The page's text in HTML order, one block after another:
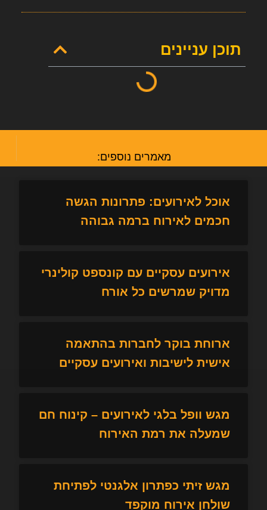
תוכן עניינים
מאמרים נוספים:
אוכל לאירועים: פתרונות הגשה
חכמים לאירוח ברמה גבוהה
אירועים עסקיים עם קונספט קולינרי
מדויק שמרשים כל אורח
ארוחת בוקר לחברות בהתאמה
אישית לישיבות ואירועים עסקיים
מגש וופל בלגי לאירועים – קינוח חם
שמעלה את רמת האירוח
מגש זיתי כפתרון אלגנטי לפתיחת
שולחן אירוח מוקפד